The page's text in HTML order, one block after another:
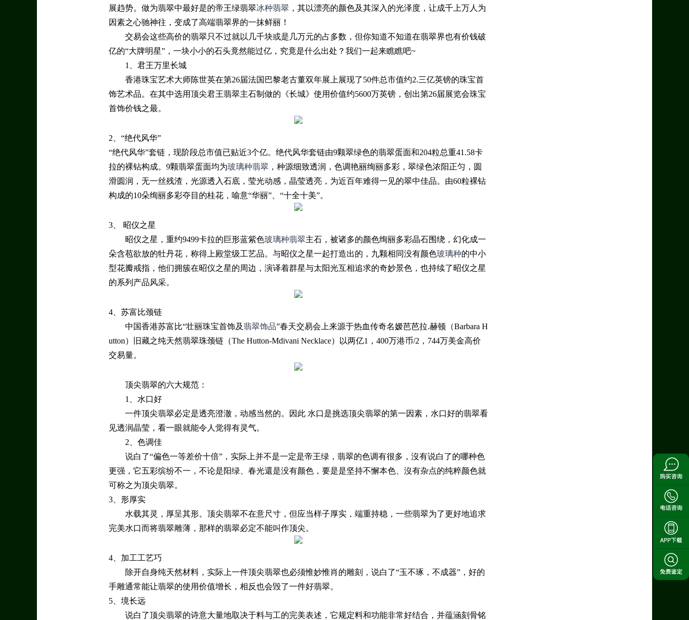
展趋势。做为翡翠中最好是的帝王绿翡翠冰种翡翠 ，其以漂亮的颜色及其深入的光泽度，让成千上万人为
因素之心驰神往，变成了高端翡翠界的一抹鲜丽！
交易会这些高价的翡翠只不过就以几千块或是几万元的占多数，但你知道不知道在翡翠界也有价钱破
亿的“大牌明星”，一块小小的石头竟然能过亿，究竟是什么出处？我们一起来瞧瞧吧~
1、君王万里长城
香港珠宝艺术大师陈世英在第26届法国巴黎老古董双年展上展现了50件总市值约2.三亿英镑的珠宝首
饰艺术品。在其中选用顶尖君王翡翠主石制做的《长城》使用价值约5600万英镑，创出第26届展览会珠宝
首饰价钱之最。
2、“绝代风华”
“绝代风华”套链，现阶段总市值已贴近3个亿。绝代风华套链由9颗翠绿色的翡翠蛋面和204粒总重41.58卡
拉的裸钻构成。9颗翡翠蛋面均为玻璃种翡翠 ，种源细致透润，色调艳丽绚丽多彩，翠绿色浓阳正匀，圆
滑圆润，无一丝残渣，光源透入石底，莹光动感，晶莹透亮，为近百年难得一见的翠中佳品。由60粒裸钻
构成的10朵绚丽多彩夺目的桂花，喻意“华丽”、“十全十美”。
3、 昭仪之星
昭仪之星，重约9499卡拉的巨形蓝紫色玻璃种翡翠主石，被诸多的颜色绚丽多彩晶石围绕，幻化成一
朵含苞欲放的牡丹花，称得上殿堂级工艺品。与昭仪之星一起打造出的，九颗相同没有颜色玻璃种的中小
型花瓣戒指，他们拥簇在昭仪之星的周边，演译着群星与太阳光互相追求的奇妙景色，也持续了昭仪之星
的系列产品风采。
4、苏富比颈链
中国香港苏富比“壮丽珠宝首饰及翡翠饰品”春天交易会上来源于热血传奇名嫒芭芭拉.赫顿（Barbara H
utton）旧藏之纯天然翡翠珠颈链（The Hutton-Mdivani Necklace）以两亿1，400万港币/2，744万美金高价
交易量。
顶尖翡翠的六大规范：
1、水口好
一件顶尖翡翠必定是透亮澄澈，动感当然的。因此 水口是挑选顶尖翡翠的第一因素，水口好的翡翠看
见透润晶莹，看一眼就能令人觉得有灵气。
2、色调佳
说白了“偏色一等差价十倍”，实际上并不是一定是帝王绿，翡翠的色调有很多，沒有说白了的哪种色
更强，它五彩缤纷不一，不论是阳绿、春光還是没有颜色，要是是坚持不懈本色、沒有杂点的纯粹颜色就
可称之为顶尖翡翠。
3、形厚实
水载其灵，厚呈其形。顶尖翡翠不在意尺寸，但应当样子厚实，端重持稳，一些翡翠为了更好地追求
完美水口而将翡翠雕薄，那样的翡翠必定不能叫作顶尖。
4、加工工艺巧
除开自身纯天然材料，实际上一件顶尖翡翠也必须惟妙惟肖的雕刻，说白了“玉不琢，不成器”，好的
手雕通常能让翡翠的使用价值增长，相反也会毁了一件好翡翠。
5、境长远
说白了顶尖翡翠的诗意大量地取决于料与工的完美表述，它规定料和功能非常好结合，并蕴涵刻骨铭